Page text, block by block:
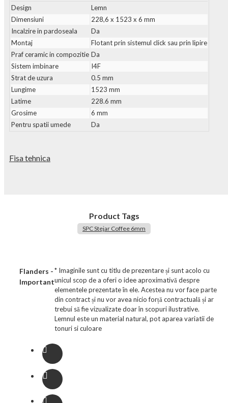
Design
Lemn
Dimensiuni
228,6 x 1523 x 6 mm
Incalzire in pardoseala
Da
Montaj
Flotant prin sistemul click sau prin lipire
Praf ceramic in compozitie Da
Sistem imbinare
I4F
Strat de uzura
0.5 mm
Lungime
1523 mm
Latime
228.6 mm
Grosime
6 mm
Pentru spatii umede
Da
Fisa tehnica
Product Tags
SPC Stejar Coffee 6mm
Flanders -
Important
* Imaginile sunt cu titlu de prezentare și sunt acolo cu
unicul scop de a oferi o idee aproximativă despre
elementele prezentate în ele. Acestea nu vor face parte
din contract și nu vor avea nicio forță contractuală și ar
trebui să fie vizualizate doar în scopuri ilustrative.
Lemnul este un material natural, pot aparea variatii de
tonuri si culoare